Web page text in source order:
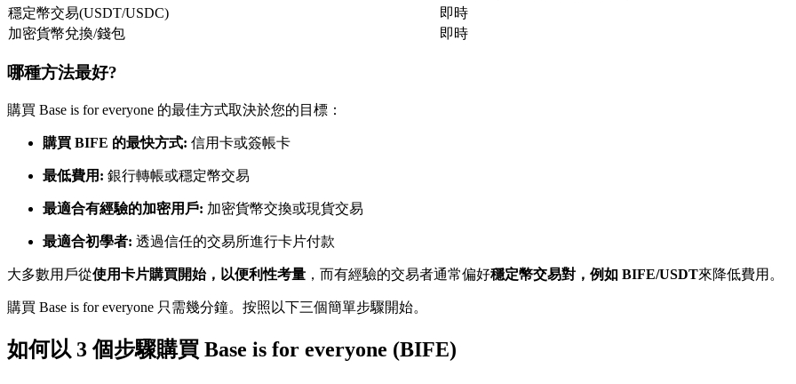
多種以USDC結算的永續合約
跟單
與頂尖交易專家同行
穩定幣交易(USDT/USDC)
即時
加密貨幣兌換/錢包
即時
哪種方法最好?
購買 Base is for everyone 的最佳方式取決於您的目標：
購買 BIFE 的最快方式: 信用卡或簽帳卡
最低費用: 銀行轉帳或穩定幣交易
最適合有經驗的加密用戶: 加密貨幣交換或現貨交易
最適合初學者: 透過信任的交易所進行卡片付款
大多數用戶從使用卡片購買開始，以便利性考量 ，而有經驗的交易者通常偏好穩定幣交易對，例如 BIFE/USDT來降低費用。
購買 Base is for everyone 只需幾分鐘。按照以下三個簡單步驟開始。
如何以 3 個步驟購買 Base is for everyone (BIFE)